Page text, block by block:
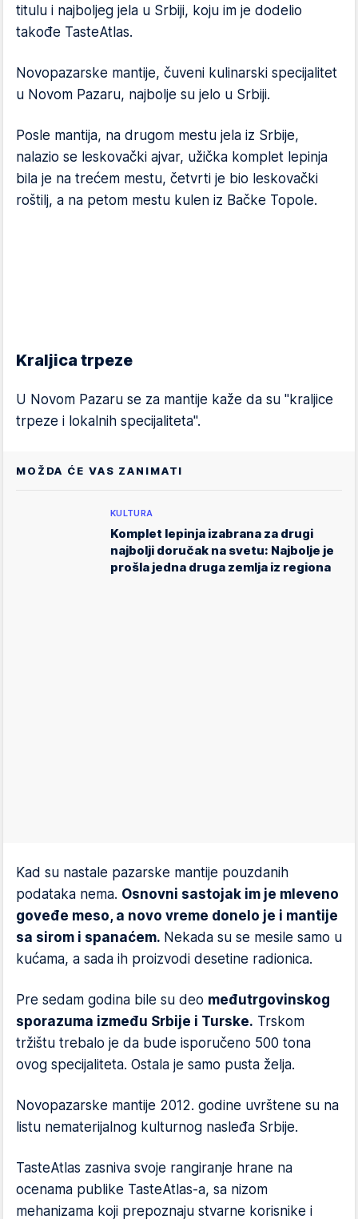
titulu i najboljeg jela u Srbiji, koju im je dodelio
takođe TasteAtlas.
Novopazarske mantije, čuveni kulinarski specijalitet
u Novom Pazaru, najbolje su jelo u Srbiji.
Posle mantija, na drugom mestu jela iz Srbije,
nalazio se leskovački ajvar, užička komplet lepinja
bila je na trećem mestu, četvrti je bio leskovački
roštilj, a na petom mestu kulen iz Bačke Topole.
Kraljica trpeze
U Novom Pazaru se za mantije kaže da su "kraljice
trpeze i lokalnih specijaliteta".
MOŽDA ĆE VAS ZANIMATI
KULTURA
Komplet lepinja izabrana za drugi
najbolji doručak na svetu: Najbolje je
prošla jedna druga zemlja iz regiona
Kad su nastale pazarske mantije pouzdanih
podataka nema. Osnovni sastojak im je mleveno
goveđe meso, a novo vreme donelo je i mantije
sa sirom i spanaćem. Nekada su se mesile samo u
kućama, a sada ih proizvodi desetine radionica.
Pre sedam godina bile su deo međutrgovinskog
sporazuma između Srbije i Turske. Trskom
tržištu trebalo je da bude isporučeno 500 tona
ovog specijaliteta. Ostala je samo pusta želja.
Novopazarske mantije 2012. godine uvrštene su na
listu nematerijalnog kulturnog nasleđa Srbije.
TasteAtlas zasniva svoje rangiranje hrane na
ocenama publike TasteAtlas-a, sa nizom
mehanizama koji prepoznaju stvarne korisnike i